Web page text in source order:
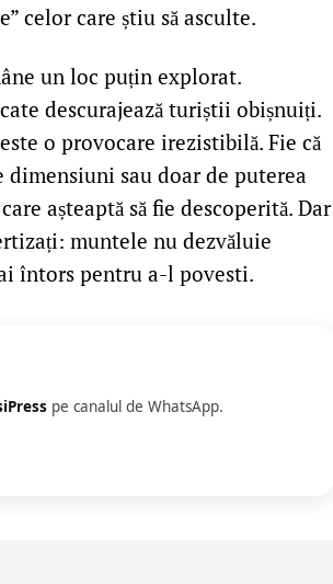
celor care știu să asculte.
un loc puțin explorat.
descurajează turiștii obișnuiți.
o provocare irezistibilă. Fie că
sau doar de puterea
așteaptă să fie descoperită. Dar
muntele nu dezvăluie
întors pentru a-l povesti.
pe canalul de WhatsApp.